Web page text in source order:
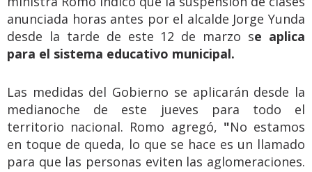
anunciada horas antes por el alcalde Jorge Yunda
desde la tarde de este 12 de marzo se aplica
para el sistema educativo municipal.
Las medidas del Gobierno se aplicarán desde la
medianoche de este jueves para todo el
territorio nacional. Romo agregó, "No estamos
en toque de queda, lo que se hace es un llamado
para que las personas eviten las aglomeraciones.